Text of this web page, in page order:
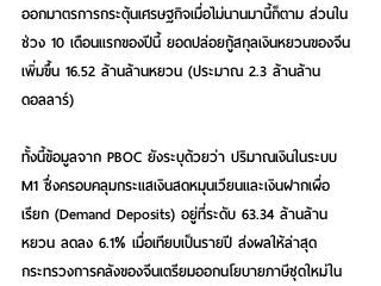
ออกมาตรการกระตุ้นเศรษฐกิจเมื่อไม่นานมานี้ก็ตาม ส่วนใน
ช่วง 10 เดือนแรกของปีนี้ ยอดปล่อยกู้สกุลเงินหยวนของจีน
เพิ่มขึ้น 16.52 ล้านล้านหยวน (ประมาณ 2.3 ล้านล้าน
ดอลลาร์)
ทั้งนี้ข้อมูลจาก PBOC ยังระบุด้วยว่า ปริมาณเงินในระบบ
M1 ซึ่งครอบคลุมกระแสเงินสดหมุนเวียนและเงินฝากเผื่อ
เรียก (Demand Deposits) อยู่ที่ระดับ 63.34 ล้านล้าน
หยวน ลดลง 6.1% เมื่อเทียบเป็นรายปี ส่งผลให้ล่าสุด
กระทรวงการคลังของจีนเตรียมออกนโยบายภาษีชุดใหม่ใน